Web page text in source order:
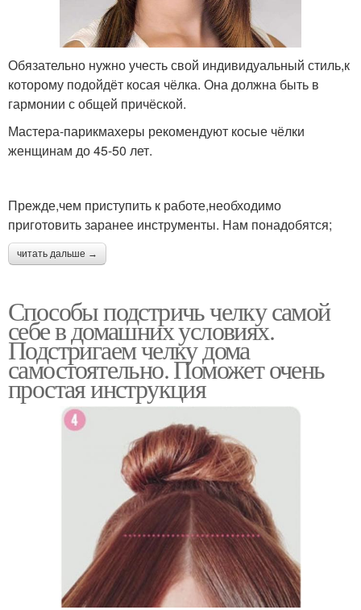
Обязательно нужно учесть свой индивидуальный стиль,к
которому подойдёт косая чёлка. Она должна быть в
гармонии с общей причёской.
Мастера-парикмахеры рекомендуют косые чёлки
женщинам до 45-50 лет.
Прежде,чем приступить к работе,необходимо
приготовить заранее инструменты. Нам понадобятся;
читать дальше →
Способы подстричь челку самой
себе в домашних условиях.
Подстригаем челку дома
самостоятельно. Поможет очень
простая инструкция